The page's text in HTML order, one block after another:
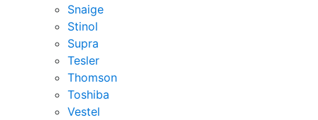
Snaige
Stinol
Supra
Tesler
Thomson
Toshiba
Vestel